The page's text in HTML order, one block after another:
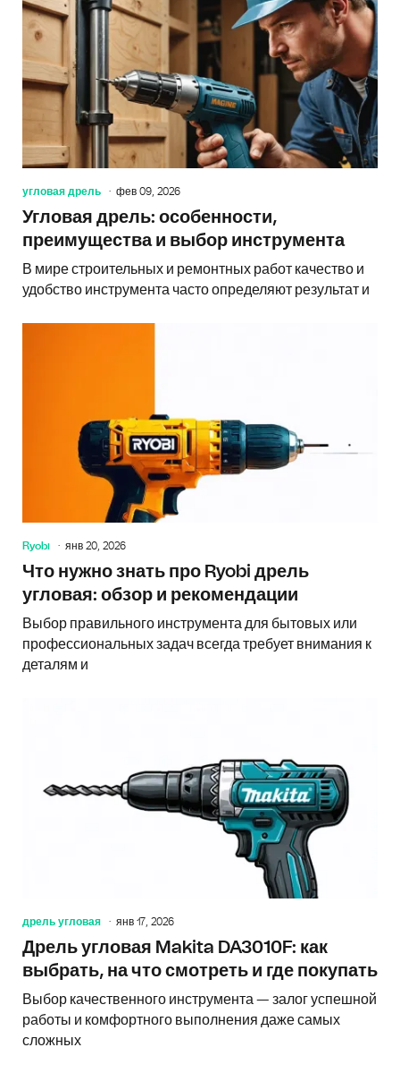
угловая дрель фев 09, 2026
Угловая дрель: особенности,
преимущества и выбор инструмента
В мире строительных и ремонтных работ качество и
удобство инструмента часто определяют результат и
Ryobi янв 20, 2026
Что нужно знать про Ryobi дрель
угловая: обзор и рекомендации
Выбор правильного инструмента для бытовых или
профессиональных задач всегда требует внимания к
деталям и
дрель угловая янв 17, 2026
Дрель угловая Makita DA3010F: как
выбрать, на что смотреть и где покупать
Выбор качественного инструмента — залог успешной
работы и комфортного выполнения даже самых
сложных